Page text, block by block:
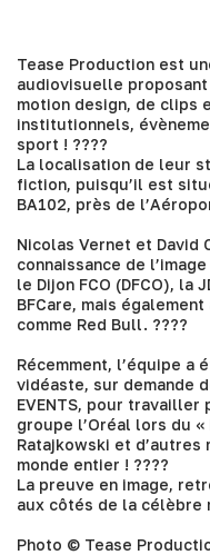
Tease Production est
audiovisuelle
motion design, de clips
institutionnels,
sport ! ????️
La localisation de leur
fiction, puisqu’il est
BA102, près de
Nicolas Vernet et David
connaissance de
le Dijon FCO (DFCO), la
BFCare, mais
comme Red Bull. ????
Récemment, l’équipe a
vidéaste, sur demande
EVENTS, pour travailler
groupe l’Oréal lors du
Ratajkowski et
monde entier ! ????
La preuve en image,
aux côtés de la célèbre
Photo © Tease